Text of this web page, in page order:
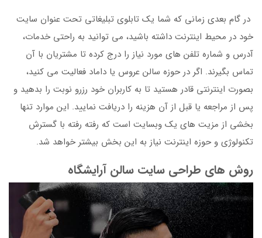
در گام بعدی زمانی که شما یک تابلوی تبلیغاتی تحت عنوان سایت
خود در محیط اینترنت داشته باشید، می توانید به راحتی خدمات،
آدرس و شماره تلفن های مورد نیاز را درج کرده تا مشتریان با آن
تماس بگیرند. اگر در حوزه سالن عروس یا داماد فعالیت می کنید،
بصورت اینترنتی قادر هستید تا به کاربران خود رزرو نوبت را بدهید و
پس از مراجعه یا قبل از آن هزینه را دریافت نمایید. این موارد تنها
بخشی از مزیت های یک وبسایت است که رفته رفته با گسترش
تکنولوژی و حوزه اینترنت نیاز به این بخش بیشتر خواهد شد.
روش های طراحی سایت سالن آرایشگاه